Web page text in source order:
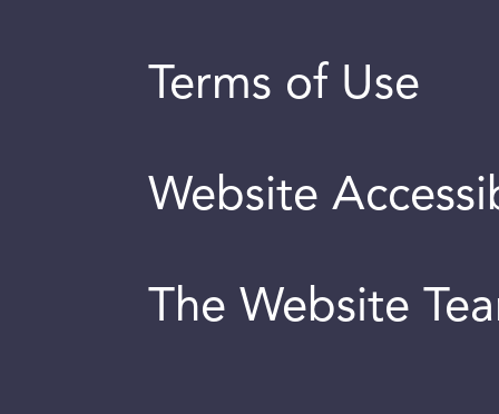
Terms of Use
Website
The Website